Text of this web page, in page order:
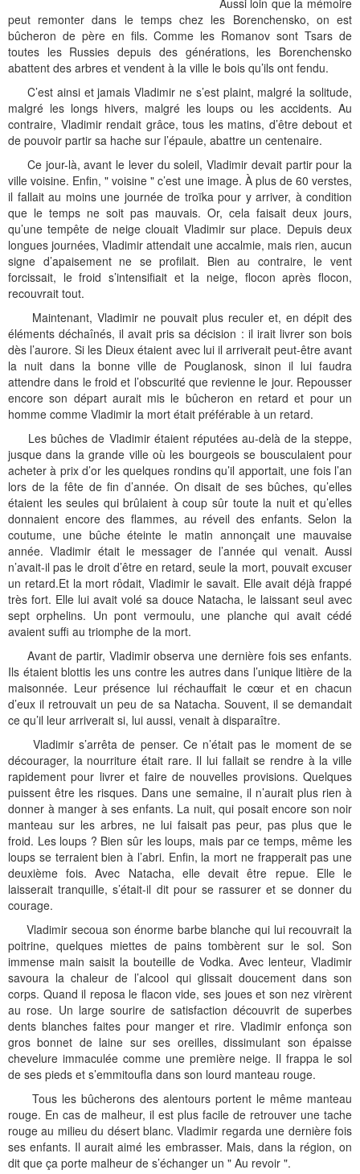
Aires de pique-nique
Manifestations
Liens touristiques
Montagne
Villes
Culture et découverte
Sports d'hivers et thermes
Vers le progrès
Le XXe siécle
Translation du cimetière
Recensement de 1385
Le cimetière
Le monument aux morts
Le moulin
Les chemins
Les savoir-faire
PV du Conseil Municipal
Le service scolaire
Services aux personnes
Compétences
Réalisations
PLU 2025 modification simplifiée N° 1
PLU 2020
PLU 2011 - Règlement
Restauration du calvaire
Équipements
Aménagements
Projets
Réalisations
Budget et finances
Budgets primitifs
Comptes administratifs
Fiscalité
Bulletins municipaux
État civil
Naissances
Mariages / Pacs
Décès
Mentions légales et politique de confidentialité
Collège et lycées
Collèges aux alentours
Lycées aux alentours
Associations
Services publics
Services aux jeunes
Administrations
Santé / Social
Maisons de retraite
Transports
Déchets
Culte
Les pèlerinages
Récit de voyage en 1645
La Chapelle Saint Michel
Le calvaire
Le vieux pont
Le Musée
L'ensemble scolaire
La maison de retraite
Les accueils
Votre séjour
Aussi loin que la mémoire
peut remonter dans le temps chez les Borenchensko, on est
bûcheron de père en fils. Comme les Romanov sont Tsars de
toutes les Russies depuis des générations, les Borenchensko
abattent des arbres et vendent à la ville le bois qu’ils ont fendu.
C’est ainsi et jamais Vladimir ne s’est plaint, malgré la solitude,
malgré les longs hivers, malgré les loups ou les accidents. Au
contraire, Vladimir rendait grâce, tous les matins, d’être debout et
de pouvoir partir sa hache sur l’épaule, abattre un centenaire.
Ce jour-là, avant le lever du soleil, Vladimir devait partir pour la
ville voisine. Enfin, " voisine " c’est une image. À plus de 60 verstes,
il fallait au moins une journée de troïka pour y arriver, à condition
que le temps ne soit pas mauvais. Or, cela faisait deux jours,
qu’une tempête de neige clouait Vladimir sur place. Depuis deux
longues journées, Vladimir attendait une accalmie, mais rien, aucun
signe d’apaisement ne se profilait. Bien au contraire, le vent
forcissait, le froid s’intensifiait et la neige, flocon après flocon,
recouvrait tout.
Maintenant, Vladimir ne pouvait plus reculer et, en dépit des
éléments déchaînés, il avait pris sa décision : il irait livrer son bois
dès l’aurore. Si les Dieux étaient avec lui il arriverait peut-être avant
la nuit dans la bonne ville de Pouglanosk, sinon il lui faudra
attendre dans le froid et l’obscurité que revienne le jour. Repousser
encore son départ aurait mis le bûcheron en retard et pour un
homme comme Vladimir la mort était préférable à un retard.
Les bûches de Vladimir étaient réputées au-delà de la steppe,
jusque dans la grande ville où les bourgeois se bousculaient pour
acheter à prix d’or les quelques rondins qu’il apportait, une fois l’an
lors de la fête de fin d’année. On disait de ses bûches, qu’elles
étaient les seules qui brûlaient à coup sûr toute la nuit et qu’elles
donnaient encore des flammes, au réveil des enfants. Selon la
coutume, une bûche éteinte le matin annonçait une mauvaise
année. Vladimir était le messager de l’année qui venait. Aussi
n’avait-il pas le droit d’être en retard, seule la mort, pouvait excuser
un retard.Et la mort rôdait, Vladimir le savait. Elle avait déjà frappé
très fort. Elle lui avait volé sa douce Natacha, le laissant seul avec
sept orphelins. Un pont vermoulu, une planche qui avait cédé
avaient suffi au triomphe de la mort.
Avant de partir, Vladimir observa une dernière fois ses enfants.
Ils étaient blottis les uns contre les autres dans l’unique litière de la
maisonnée. Leur présence lui réchauffait le cœur et en chacun
d’eux il retrouvait un peu de sa Natacha. Souvent, il se demandait
ce qu’il leur arriverait si, lui aussi, venait à disparaître.
Vladimir s’arrêta de penser. Ce n’était pas le moment de se
décourager, la nourriture était rare. Il lui fallait se rendre à la ville
rapidement pour livrer et faire de nouvelles provisions. Quelques
puissent être les risques. Dans une semaine, il n’aurait plus rien à
donner à manger à ses enfants. La nuit, qui posait encore son noir
manteau sur les arbres, ne lui faisait pas peur, pas plus que le
froid. Les loups ? Bien sûr les loups, mais par ce temps, même les
loups se terraient bien à l’abri. Enfin, la mort ne frapperait pas une
deuxième fois. Avec Natacha, elle devait être repue. Elle le
laisserait tranquille, s’était-il dit pour se rassurer et se donner du
courage.
Vladimir secoua son énorme barbe blanche qui lui recouvrait la
poitrine, quelques miettes de pains tombèrent sur le sol. Son
immense main saisit la bouteille de Vodka. Avec lenteur, Vladimir
savoura la chaleur de l’alcool qui glissait doucement dans son
corps. Quand il reposa le flacon vide, ses joues et son nez virèrent
au rose. Un large sourire de satisfaction découvrit de superbes
dents blanches faites pour manger et rire. Vladimir enfonça son
gros bonnet de laine sur ses oreilles, dissimulant son épaisse
chevelure immaculée comme une première neige. Il frappa le sol
de ses pieds et s’emmitoufla dans son lourd manteau rouge.
Tous les bûcherons des alentours portent le même manteau
rouge. En cas de malheur, il est plus facile de retrouver une tache
rouge au milieu du désert blanc. Vladimir regarda une dernière fois
ses enfants. Il aurait aimé les embrasser. Mais, dans la région, on
dit que ça porte malheur de s’échanger un " Au revoir ".